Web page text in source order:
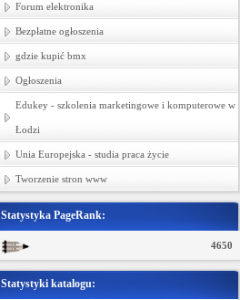
Forum elektronika
Bezpłatne ogłoszenia
gdzie kupić bmx
Ogłoszenia
Edukey - szkolenia marketingowe i komputerowe w
Łodzi
Unia Europejska - studia praca życie
Tworzenie stron www
Statystyka PageRank:
4650
Statystyki katalogu: